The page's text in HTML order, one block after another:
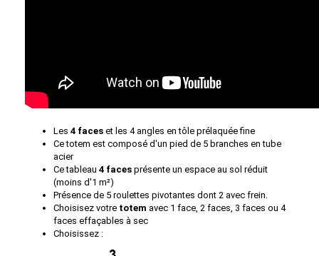
Les 4 faces et les 4 angles en tôle prélaquée fine
Ce totem est composé d'un pied de 5 branches en tube
acier
Ce tableau 4 faces présente un espace au sol réduit
(moins d'1 m²)
Présence de 5 roulettes pivotantes dont 2 avec frein.
Choisisez votre totem avec 1 face, 2 faces, 3 faces ou 4
faces effaçables à sec
Choisissez :